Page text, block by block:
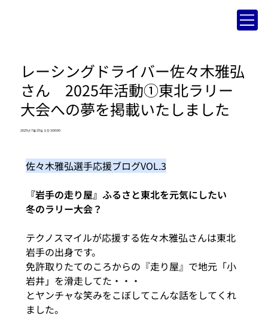
レーシングドライバー佐々木雅弘
さん 2025年活動①東北ラリー
大会への夢を掲載いたしました
2025년 7월 25일 오전 3:00:00
佐々木雅弘選手応援ブログVOL.3
『岩手の走り屋』ふるさと東北を元気にしたい
冬のラリー大会？
テクノスマイルが応援する佐々木雅弘さんは東北
岩手の出身です。
免許取りたてのころからの『走り屋』で地元「小
岩井」を滑走してた・・・
とヤンチャな笑みをこぼしてこんな話をしてくれ
ました。